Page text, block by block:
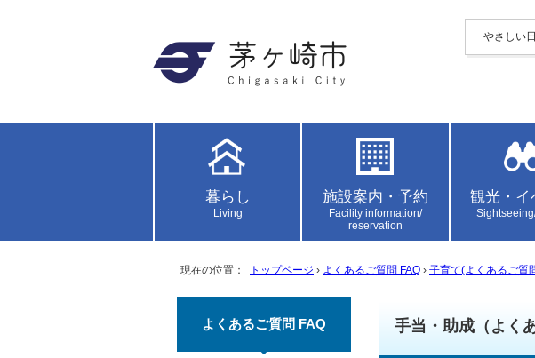
やさしい
暮らし
Living
施設案内・予約
Facility information/
reservation
観光・イ
現在の位置： トップページ › よくあるご質問 FAQ › 子育て(よくあるご質
手当・助成（よく
よくあるご質問 FAQ